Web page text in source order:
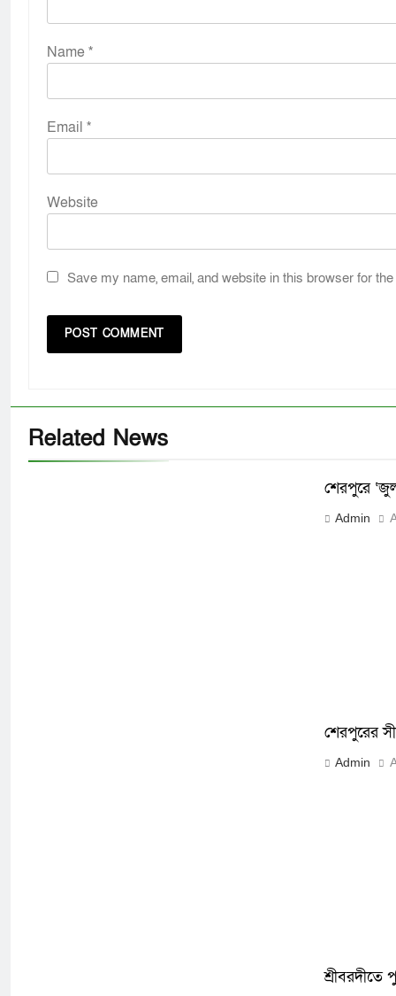
Name*
Email *
Website
Save my name, email, and website in this browser for
Related News
শেরপুরে
Admin
শেরপুরের
Admin
শ্রীবরদীতে